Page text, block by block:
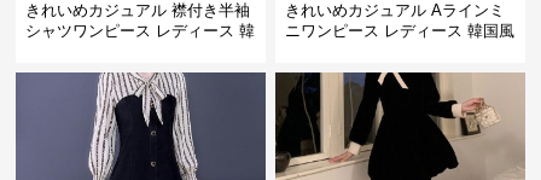
きれいめカジュアル 襟付き半袖
シャツワンピース レディース 韓
ト ウエストマーク スタイルアッ
プ Aライン 小柄さん◎
きれいめカジュアル Aラインミ
ニワンピース レディース 韓国風
上丈 春秋 ウエストマーク 上品
エレガント